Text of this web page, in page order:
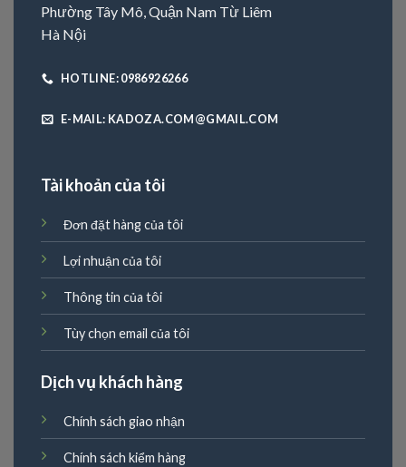
Phường Tây Mô, Quận Nam Từ Liêm
Hà Nội
HOTLINE: 0986926266
E-MAIL: KADOZA.COM@GMAIL.COM
Tài khoản của tôi
Đơn đặt hàng của tôi
Lợi nhuận của tôi
Thông tin của tôi
Tùy chọn email của tôi
Dịch vụ khách hàng
Chính sách giao nhận
Chính sách kiểm hàng